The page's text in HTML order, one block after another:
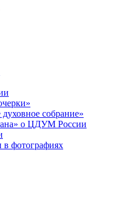
собрание»
о ЦДУМ России
фотографиях